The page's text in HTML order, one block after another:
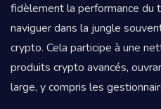
fidèlement la performance du
naviguer dans la jungle
crypto. Cela participe à une
produits crypto avancés,
large, y compris les